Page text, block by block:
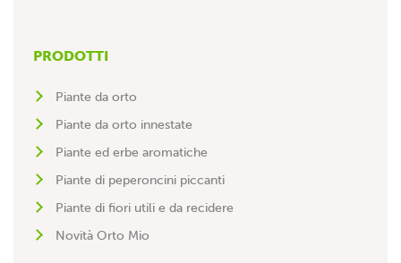
temperature stagionali.
Periodo di raccolta:
raccolgono in autunno e inverno, mentre al nord, fino
PRODOTTI
Piante da orto
Piante da orto innestate
Piante ed erbe aromatiche
Piante di peperoncini piccanti
Piante di fiori utili e da recidere
Novità Orto Mio